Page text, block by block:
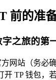
前的准
字之旅的第
网站（务必
开 TP 钱包，